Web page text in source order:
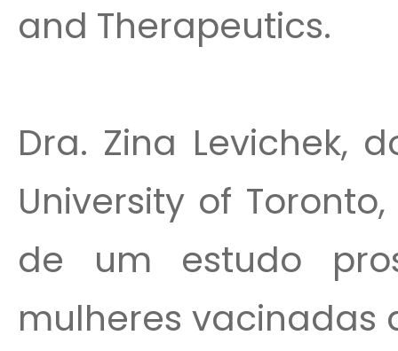
and Therapeutics.
Dra. Zina Levichek,
University of
de um estudo
mulheres vacinadas